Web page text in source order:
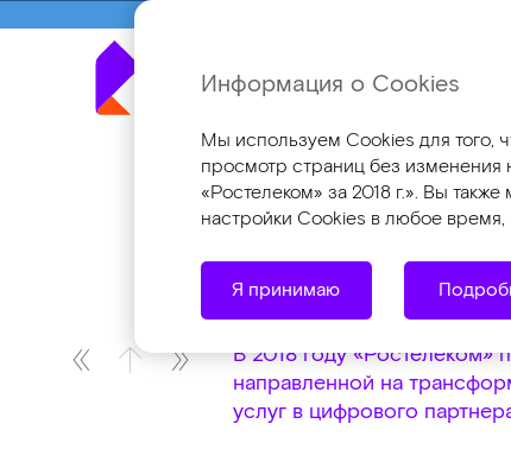
Годовой
Портрет компании
Стратегия
В 2018 году «Ростелеком»
направленной на
услуг в цифрового
Информация о Cookies
Мы используем Cookies для того,
просмотр страниц без изменения
«Ростелеком» за 2018 г.». Вы
настройки Cookies в любое
Я принимаю